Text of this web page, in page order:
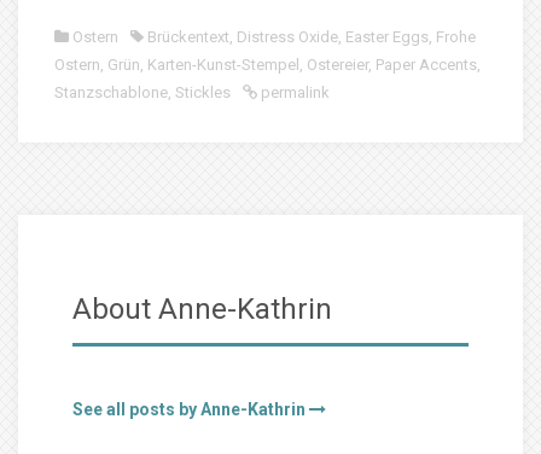
Ostern Brückentext Distress Oxide Easter Eggs Frohe
Ostern Grün Karten-Kunst-Stempel Ostereier, Paper Accents
Stanzschablone Stickles permalink
About Anne-Kathrin
See all posts by Anne-Kathrin